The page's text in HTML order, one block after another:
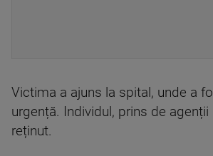
Victima a ajuns la spital, unde a
urgență. Individul, prins de
reținut.